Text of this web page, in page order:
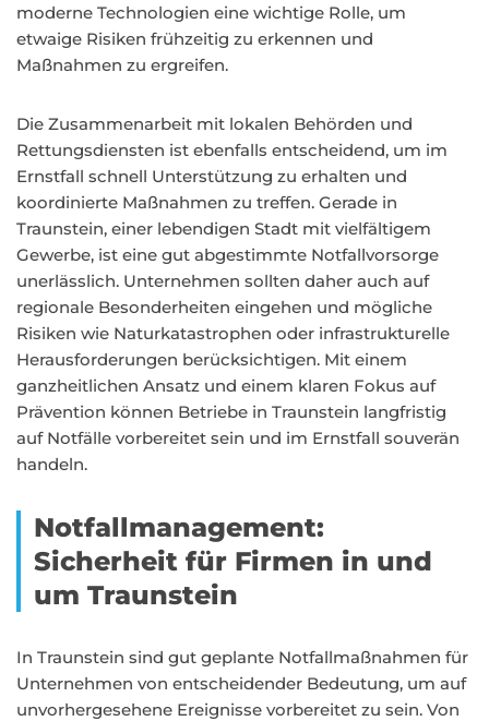
moderne Technologien eine wichtige Rolle, um
etwaige Risiken frühzeitig zu erkennen und
Maßnahmen zu ergreifen.
Die Zusammenarbeit mit lokalen Behörden und
Rettungsdiensten ist ebenfalls entscheidend, um im
Ernstfall schnell Unterstützung zu erhalten und
koordinierte Maßnahmen zu treffen. Gerade in
Traunstein, einer lebendigen Stadt mit vielfältigem
Gewerbe, ist eine gut abgestimmte Notfallvorsorge
unerlässlich. Unternehmen sollten daher auch auf
regionale Besonderheiten eingehen und mögliche
Risiken wie Naturkatastrophen oder infrastrukturelle
Herausforderungen berücksichtigen. Mit einem
ganzheitlichen Ansatz und einem klaren Fokus auf
Prävention können Betriebe in Traunstein langfristig
auf Notfälle vorbereitet sein und im Ernstfall souverän
handeln.
Notfallmanagement:
Sicherheit für Firmen in und
um Traunstein
In Traunstein sind gut geplante Notfallmaßnahmen für
Unternehmen von entscheidender Bedeutung, um auf
unvorhergesehene Ereignisse vorbereitet zu sein. Von